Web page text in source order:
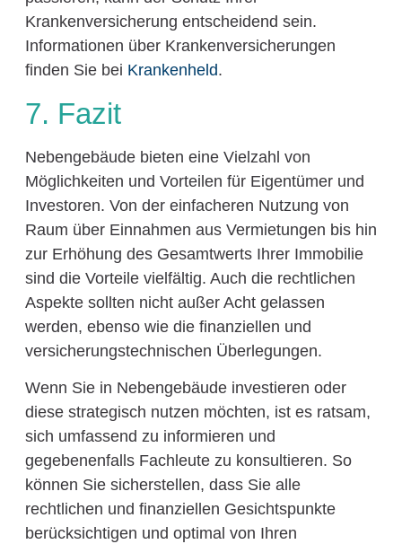
Krankenversicherung entscheidend sein.
Informationen über Krankenversicherungen
finden Sie bei Krankenheld.
7. Fazit
Nebengebäude bieten eine Vielzahl von
Möglichkeiten und Vorteilen für Eigentümer und
Investoren. Von der einfacheren Nutzung von
Raum über Einnahmen aus Vermietungen bis hin
zur Erhöhung des Gesamtwerts Ihrer Immobilie
sind die Vorteile vielfältig. Auch die rechtlichen
Aspekte sollten nicht außer Acht gelassen
werden, ebenso wie die finanziellen und
versicherungstechnischen Überlegungen.
Wenn Sie in Nebengebäude investieren oder
diese strategisch nutzen möchten, ist es ratsam,
sich umfassend zu informieren und
gegebenenfalls Fachleute zu konsultieren. So
können Sie sicherstellen, dass Sie alle
rechtlichen und finanziellen Gesichtspunkte
berücksichtigen und optimal von Ihren